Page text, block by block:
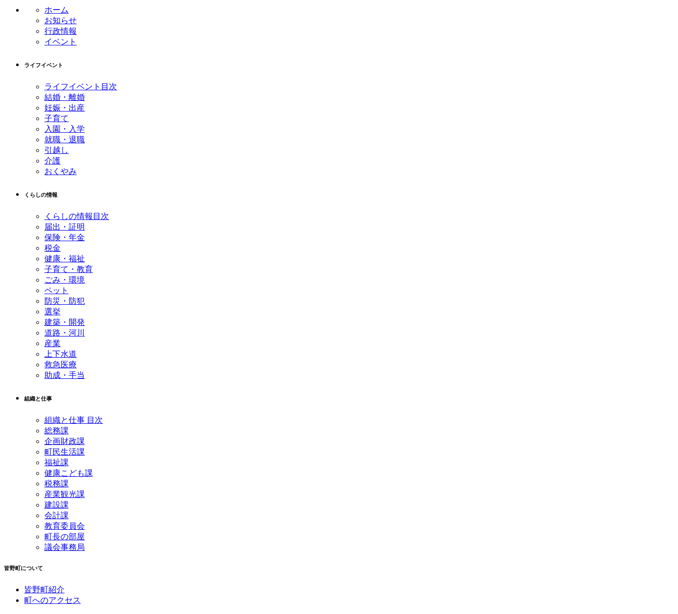
ホーム
お知らせ
行政情報
イベント
ライフイベント
ライフイベント目次
結婚・離婚
妊娠・出産
子育て
入園・入学
就職・退職
引越し
介護
おくやみ
くらしの情報
くらしの情報目次
届出・証明
保険・年金
税金
健康・福祉
子育て・教育
ごみ・環境
ペット
防災・防犯
選挙
建築・開発
道路・河川
産業
上下水道
救急医療
助成・手当
組織と仕事
組織と仕事 目次
総務課
企画財政課
町民生活課
福祉課
健康こども課
税務課
産業観光課
建設課
会計課
教育委員会
町長の部屋
議会事務局
皆野町について
皆野町紹介
町へのアクセス